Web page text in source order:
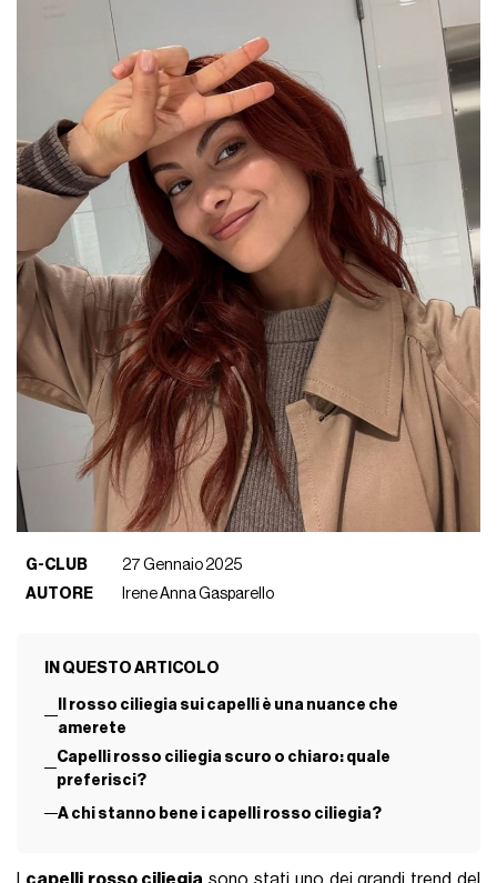
G-CLUB
27 Gennaio 2025
AUTORE
Irene Anna Gasparello
IN QUESTO ARTICOLO
Il rosso ciliegia sui capelli è una nuance che
amerete
Capelli rosso ciliegia scuro o chiaro: quale
preferisci?
A chi stanno bene i capelli rosso ciliegia?
capelli rosso ciliegia sono stati uno dei grandi trend del